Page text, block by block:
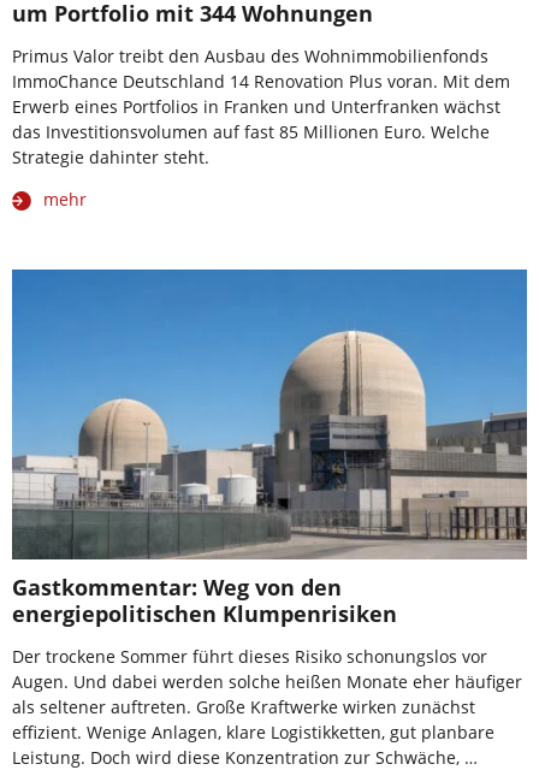
um Portfolio mit 344 Wohnungen
Primus Valor treibt den Ausbau des Wohnimmobilienfonds
ImmoChance Deutschland 14 Renovation Plus voran. Mit dem
Erwerb eines Portfolios in Franken und Unterfranken wächst
das Investitionsvolumen auf fast 85 Millionen Euro. Welche
Strategie dahinter steht.
mehr
Gastkommentar: Weg von den
energiepolitischen Klumpenrisiken
Der trockene Sommer führt dieses Risiko schonungslos vor
Augen. Und dabei werden solche heißen Monate eher häufiger
als seltener auftreten. Große Kraftwerke wirken zunächst
effizient. Wenige Anlagen, klare Logistikketten, gut planbare
Leistung. Doch wird diese Konzentration zur Schwäche, …